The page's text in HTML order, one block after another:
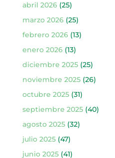
abril 2026(25)
marzo 2026(25)
febrero 2026(13)
enero 2026(13)
diciembre 2025(25)
noviembre 2025(26)
octubre 2025(31)
septiembre 2025(40)
agosto 2025(32)
julio 2025(47)
junio 2025(41)